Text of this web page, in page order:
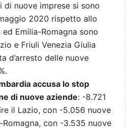
di nuove imprese si sono
2020 rispetto allo
Emilia-Romagna sono
e Friuli Venezia Giulia
d’arresto delle nuove
accusa lo stop
di nuove aziende: -8.721
il Lazio, con -5.056 nuove
Romagna, con -3.535 nuove